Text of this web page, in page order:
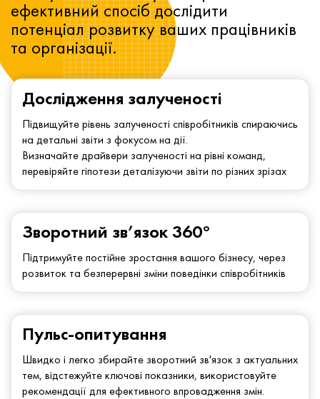
Дослідження залученості
Підвищуйте рівень залученості співробітників спираючись
на детальні звіти з фокусом на дії.
Визначайте драйвери залученості на рівні команд,
перевіряйте гіпотези деталізуючи звіти по різних зрізах
Зворотний зв’язок 360°
Підтримуйте постійне зростання вашого бізнесу, через
розвиток та безперервні зміни поведінки співробітників
ефективний спосіб дослідити
потенціал розвитку ваших працівників
та організації.
Пульс-опитування
Швидко і легко збирайте зворотний зв'язок з актуальних
тем, відстежуйте ключові показники, використовуйте
рекомендації для ефективного впровадження змін.